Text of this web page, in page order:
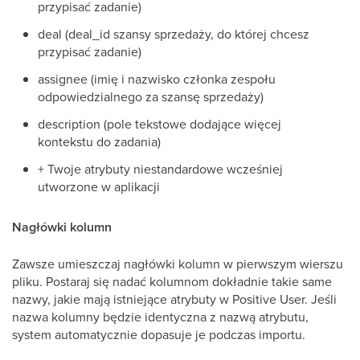
przypisać zadanie)
deal (deal_id szansy sprzedaży, do której chcesz
przypisać zadanie)
assignee (imię i nazwisko członka zespołu
odpowiedzialnego za szansę sprzedaży)
description (pole tekstowe dodające więcej
kontekstu do zadania)
+ Twoje atrybuty niestandardowe wcześniej
utworzone w aplikacji
Nagłówki kolumn
Zawsze umieszczaj nagłówki kolumn w pierwszym wierszu
pliku. Postaraj się nadać kolumnom dokładnie takie same
nazwy, jakie mają istniejące atrybuty w Positive User. Jeśli
nazwa kolumny będzie identyczna z nazwą atrybutu,
system automatycznie dopasuje je podczas importu.